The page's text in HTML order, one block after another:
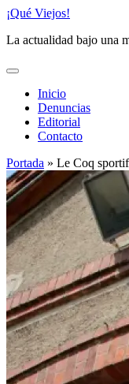
Saltar
contenido
¡Qué Viejos!
La actualidad bajo una
Inicio
Denuncias
Editorial
Contacto
Portada » Le Coq